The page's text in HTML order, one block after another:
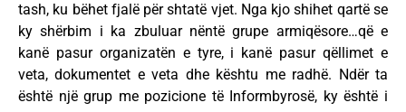
tash, ku bëhet fjalë për shtatë vjet. Nga kjo shihet qartë se
ky shërbim i ka zbuluar nëntë grupe armiqësore…që e
kanë pasur organizatën e tyre, i kanë pasur qëllimet e
veta, dokumentet e veta dhe kështu me radhë. Ndër ta
është një grup me pozicione të Informbyrosë, ky është i